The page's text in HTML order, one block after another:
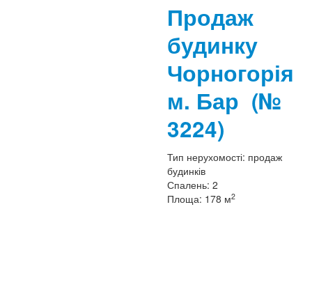
Продаж
будинку
Чорногорія
м. Бар (№
3224)
Тип нерухомості: продаж
будинків
Спалень: 2
Площа: 178 м2